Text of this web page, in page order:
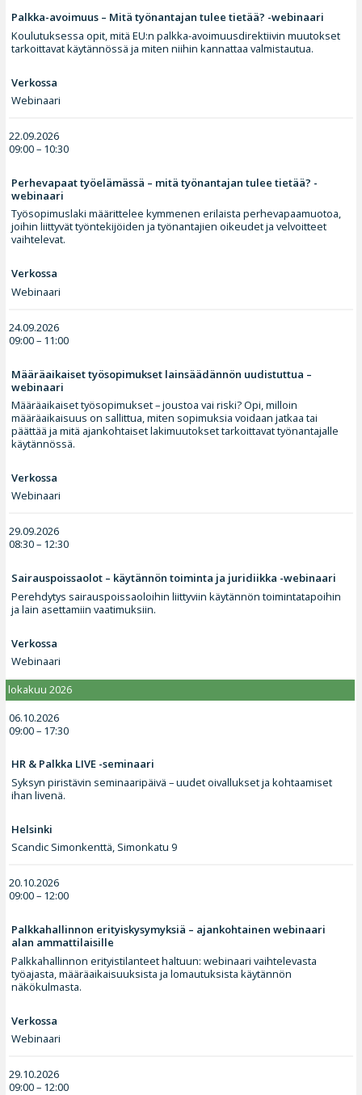
Palkka-avoimuus – Mitä työnantajan tulee tietää? -webinaari
Koulutuksessa opit, mitä EU:n palkka-avoimuusdirektiivin muutokset
tarkoittavat käytännössä ja miten niihin kannattaa valmistautua.
Verkossa
Webinaari
22.09.2026
09:00 – 10:30
Perhevapaat työelämässä – mitä työnantajan tulee tietää? -
webinaari
Työsopimuslaki määrittelee kymmenen erilaista perhevapaamuotoa,
joihin liittyvät työntekijöiden ja työnantajien oikeudet ja velvoitteet
vaihtelevat.
Verkossa
Webinaari
24.09.2026
09:00 – 11:00
Määräaikaiset työsopimukset lainsäädännön uudistuttua –
webinaari
Määräaikaiset työsopimukset – joustoa vai riski? Opi, milloin
määräaikaisuus on sallittua, miten sopimuksia voidaan jatkaa tai
päättää ja mitä ajankohtaiset lakimuutokset tarkoittavat työnantajalle
käytännössä.
Verkossa
Webinaari
29.09.2026
08:30 – 12:30
Sairauspoissaolot – käytännön toiminta ja juridiikka -webinaari
Perehdytys sairauspoissaoloihin liittyviin käytännön toimintatapoihin
ja lain asettamiin vaatimuksiin.
Verkossa
Webinaari
lokakuu 2026
06.10.2026
09:00 – 17:30
HR & Palkka LIVE -seminaari
Syksyn piristävin seminaaripäivä – uudet oivallukset ja kohtaamiset
ihan livenä.
Helsinki
Scandic Simonkenttä, Simonkatu 9
20.10.2026
09:00 – 12:00
Palkkahallinnon erityiskysymyksiä – ajankohtainen webinaari
alan ammattilaisille
Palkkahallinnon erityistilanteet haltuun: webinaari vaihtelevasta
työajasta, määräaikaisuuksista ja lomautuksista käytännön
näkökulmasta.
Verkossa
Webinaari
29.10.2026
09:00 – 12:00